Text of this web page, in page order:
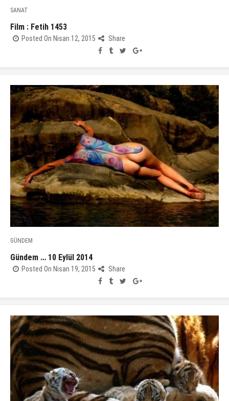
SANAT
Film : Fetih 1453
Posted On Nisan 12, 2015 Share
GÜNDEM
Gündem … 10 Eylül 2014
Posted On Nisan 19, 2015 Share